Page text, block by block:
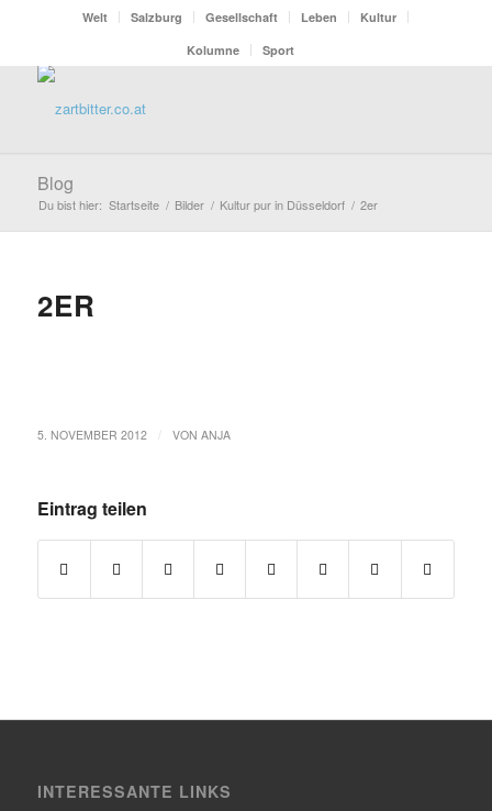
Welt Salzburg Gesellschaft Leben
Kultur
Kolumne
Sport
Blog
Du bist hier: Startseite / Bilder / Kultur pur in Düsseldorf / 2er
2ER
5. NOVEMBER 2012 VON ANJA
Eintrag teilen
INTERESSANTE LINKS